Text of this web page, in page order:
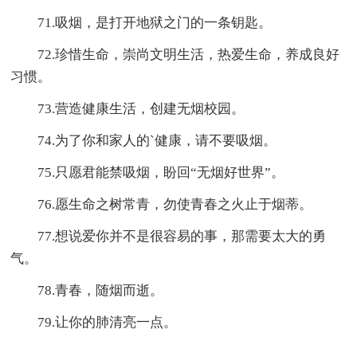
71.吸烟，是打开地狱之门的一条钥匙。
72.珍惜生命，崇尚文明生活，热爱生命，养成良好
习惯。
73.营造健康生活，创建无烟校园。
74.为了你和家人的`健康，请不要吸烟。
75.只愿君能禁吸烟，盼回“无烟好世界”。
76.愿生命之树常青，勿使青春之火止于烟蒂。
77.想说爱你并不是很容易的事，那需要太大的勇
气。
78.青春，随烟而逝。
79.让你的肺清亮一点。